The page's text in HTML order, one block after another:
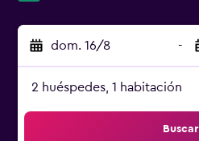
dom. 16/8 -
2 huéspedes, 1 habitación
Buscar